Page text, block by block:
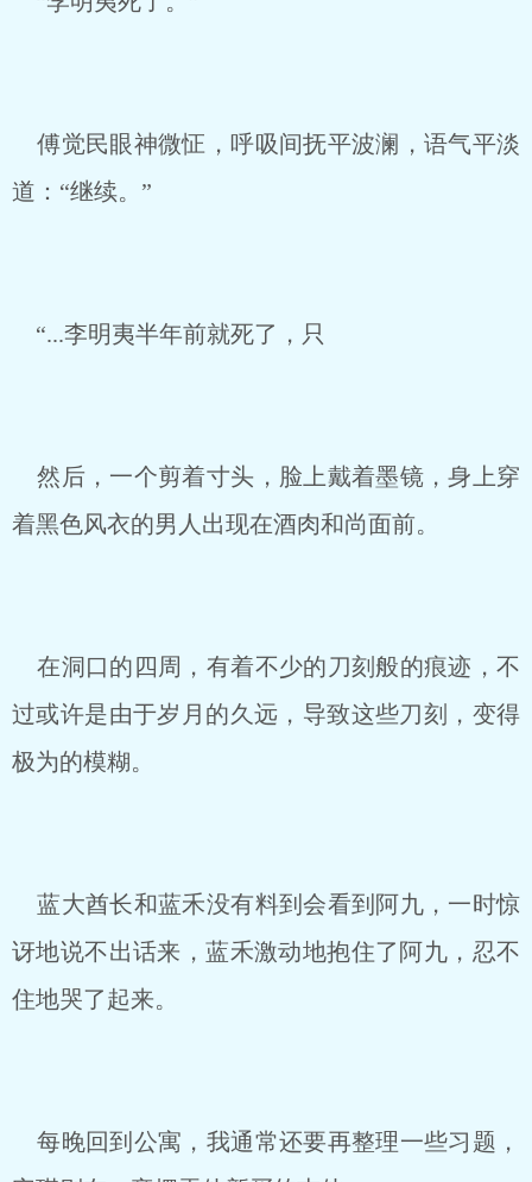
傅觉民眼神微怔，呼吸间抚平波澜，语气平淡
道：“继续。”
“...李明夷半年前就死了，只
然后，一个剪着寸头，脸上戴着墨镜，身上穿
着黑色风衣的男人出现在酒肉和尚面前。
在洞口的四周，有着不少的刀刻般的痕迹，不
过或许是由于岁月的久远，导致这些刀刻，变得
极为的模糊。
蓝大酋长和蓝禾没有料到会看到阿九，一时惊
讶地说不出话来，蓝禾激动地抱住了阿九，忍不
住地哭了起来。
每晚回到公寓，我通常还要再整理一些习题，